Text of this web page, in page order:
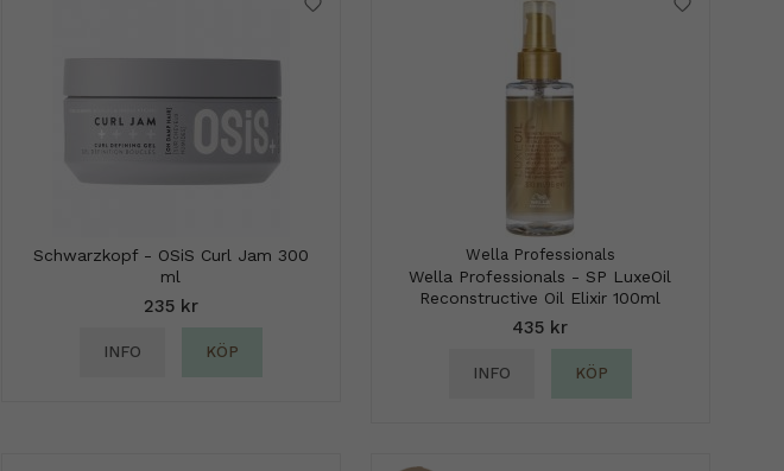
Schwarzkopf - OSiS Curl Jam 300
ml
235 kr
INFO KÖP
Wella Professionals
Wella Professionals - SP LuxeOil
Reconstructive Oil Elixir 100ml
435 kr
INFO KÖP